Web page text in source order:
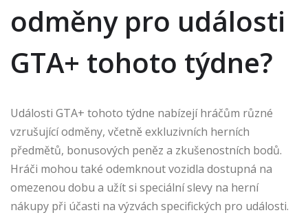
odměny pro události
GTA+ tohoto týdne?
Události GTA+ tohoto týdne nabízejí hráčům různé
vzrušující odměny, včetně exkluzivních herních
předmětů, bonusových peněz a zkušenostních bodů.
Hráči mohou také odemknout vozidla dostupná na
omezenou dobu a užít si speciální slevy na herní
nákupy při účasti na výzvách specifických pro události.